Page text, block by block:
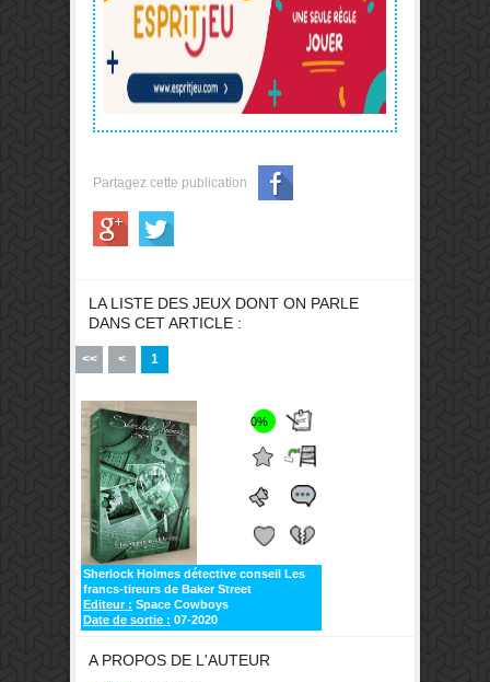
Partagez cette publication
LA LISTE DES JEUX DONT ON PARLE
DANS CET ARTICLE :
<< < 1
0%
Sherlock Holmes détective conseil Les
francs-tireurs de Baker Street
Editeur : Space Cowboys
Date de sortie : 07-2020
A PROPOS DE L'AUTEUR